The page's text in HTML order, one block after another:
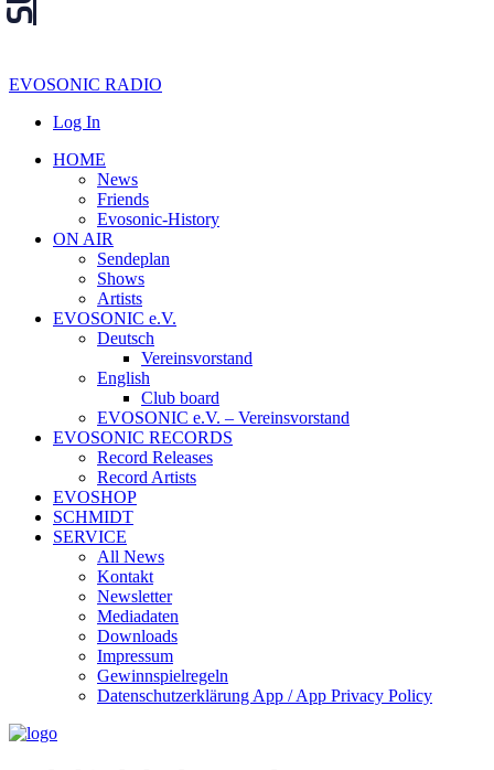
EVOSONIC RADIO
Log In
HOME
News
Friends
Evosonic-History
ON AIR
Sendeplan
Shows
Artists
EVOSONIC e.V.
Deutsch
Vereinsvorstand
English
Club board
EVOSONIC e.V. ‒ Vereinsvorstand
EVOSONIC RECORDS
Record Releases
Record Artists
EVOSHOP
SCHMIDT
SERVICE
All News
Kontakt
Newsletter
Mediadaten
Downloads
Impressum
Gewinnspielregeln
Datenschutzerklärung App / App Privacy Policy